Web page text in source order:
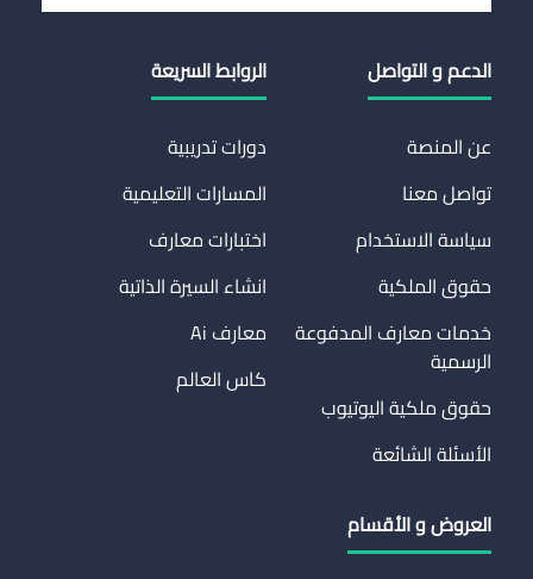
الدعم و التواصل
عن المنصة
تواصل معنا
سياسة الاستخدام
حقوق الملكية
خدمات معارف المدفوعة
الرسمية
حقوق ملكية اليوتيوب
الأسئلة الشائعة
الروابط السريعة
دورات تدريبية
المسارات التعليمية
اختبارات معارف
انشاء السيرة الذاتية
معارف Ai
كاس العالم
العروض و الأقسام